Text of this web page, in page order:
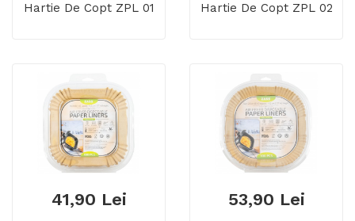
Hartie De Copt ZPL 01 Hartie De Copt ZPL 02
41,90 Lei 53,90 Lei